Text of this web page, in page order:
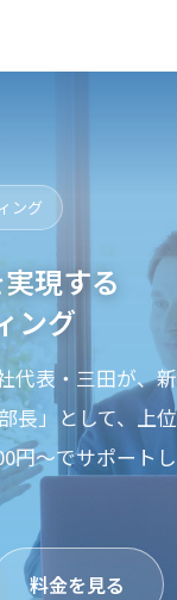
ング
現する
ング
代表・三田が、新
長」として、上位
円〜でサポートし
料金を見る